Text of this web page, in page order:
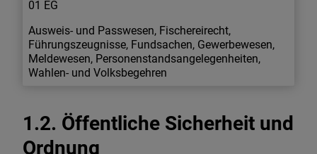
01 EG
Ausweis- und Passwesen, Fischereirecht,
Führungszeugnisse, Fundsachen, Gewerbewesen,
Meldewesen, Personenstandsangelegenheiten,
Wahlen- und Volksbegehren
1.2. Öffentliche Sicherheit und
Ordnung